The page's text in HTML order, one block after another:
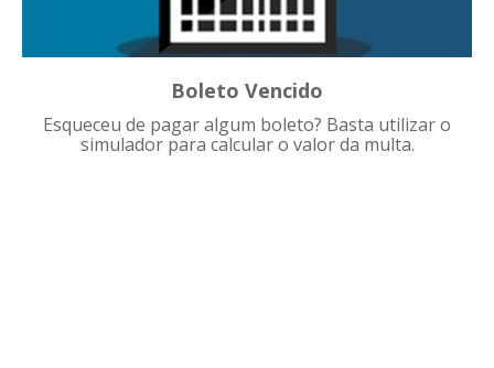
Boleto Vencido
Esqueceu de pagar algum boleto? Basta utilizar o
simulador para calcular o valor da multa.